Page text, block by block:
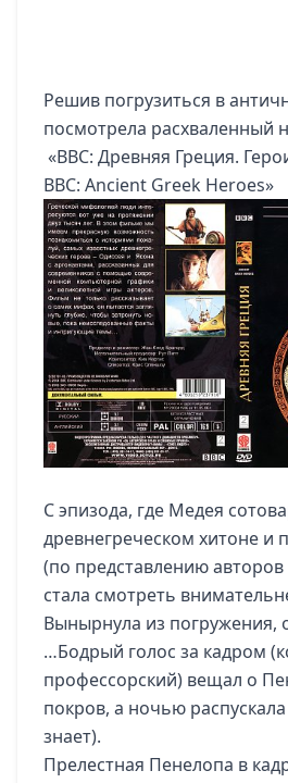
Решив погрузиться в
посмотрела расхваленный
«BBC: Древняя Греция.
BBC: Ancient Greek Heroes»
С эпизода, где Медея
древнегреческом хитоне и
(по представлению
стала смотреть
Вынырнула из погружения,
…Бодрый голос за кадром
профессорский) вещал о
покров, а ночью
знает).
Прелестная Пенелопа в